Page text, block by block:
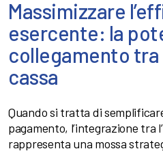
Massimizzare
esercente: la
collegamento tra
cassa
Quando si tratta di
pagamento, l’integrazione tra l’
rappresenta una mossa